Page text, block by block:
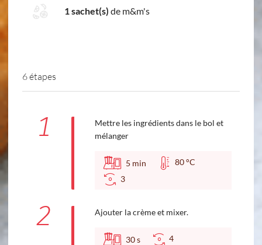
1 sachet(s) de m&m's
6 étapes
1
Mettre les ingrédients dans le bol et
mélanger
5 min
80 °C
3
2 Ajouter la crème et mixer.
30s 4